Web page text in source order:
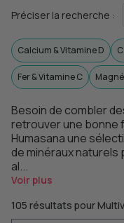
Préciser la recherche :
Calcium & Vitamine D
Fer & Vitamine C
Besoin de combler
retrouver une bonne
Humasana une
de minéraux
al...
Voir plus
105 résultats pour